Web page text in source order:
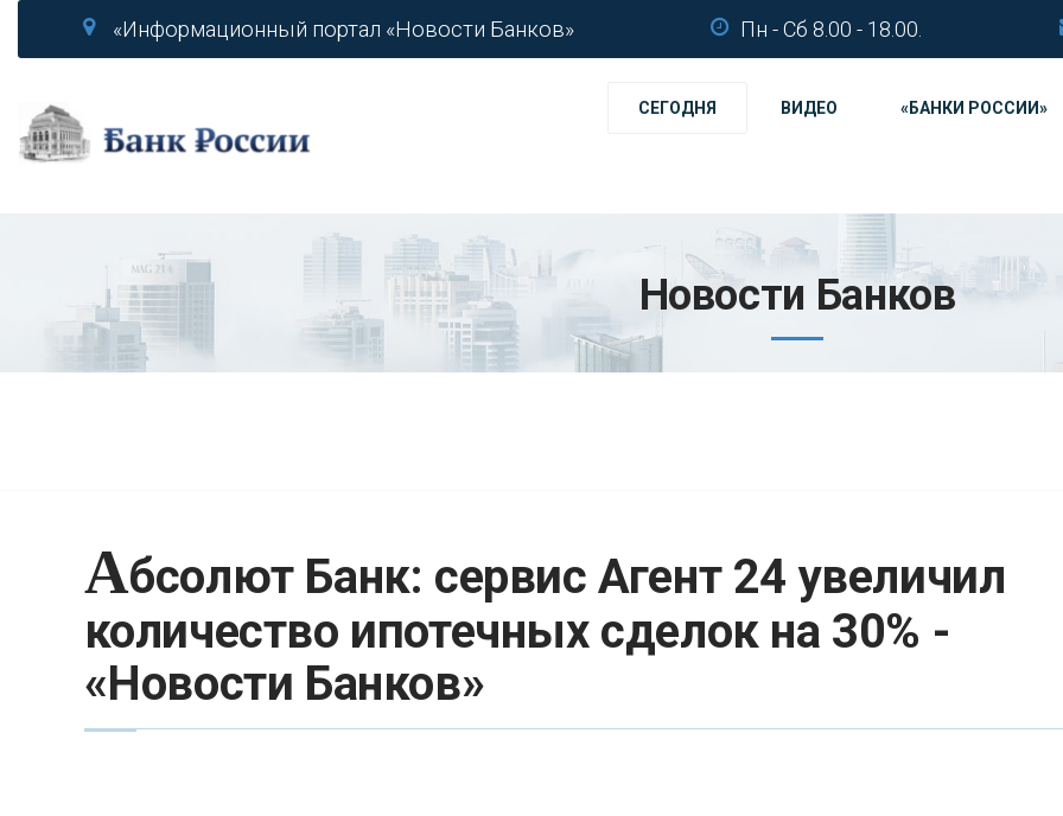
«Информационный портал «Новости Банков» Пн - Сб 8.00 - 18.00.
СЕГОДНЯ ВИДЕО «БАНКИ РОССИИ»
Новости Банков
Абсолют Банк: сервис Агент 24 увеличил
количество ипотечных сделок на 30% -
«Новости Банков»